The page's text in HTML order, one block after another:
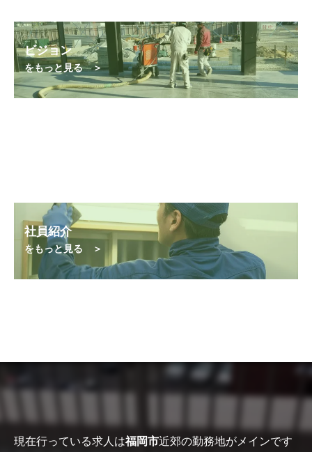
ビジョン
をもっと見る ＞
社員紹介
をもっと見る ＞
現在行っている求人は福岡市近郊の勤務地がメインです